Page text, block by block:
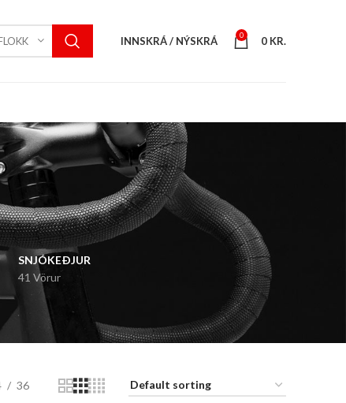
INNSKRÁ / NÝSKRÁ 0 0 KR.
SNJÓKEÐJUR
41 Vörur
36